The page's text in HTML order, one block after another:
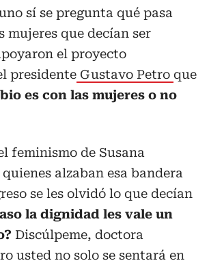
sí se pregunta qué pasa
mujeres que decían ser
el proyecto
presidente Gustavo Petro que
es con las mujeres o no
feminismo de Susana
alzaban esa bandera
se les olvidó lo que decían
la dignidad les vale un
Discúlpeme, doctora
usted no solo se sentará en